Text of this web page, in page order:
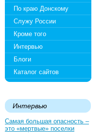
По краю Донскому
Служу России
Кроме того
Интервью
Блоги
Каталог сайтов
Интервью
Самая большая опасность –
это «мертвые» поселки